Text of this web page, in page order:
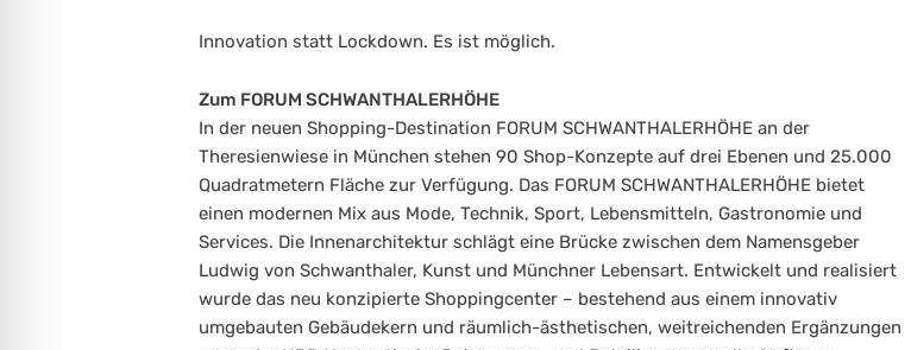
Innovation statt Lockdown. Es ist möglich.
Zum FORUM SCHWANTHALERHÖHE
In der neuen Shopping-Destination FORUM SCHWANTHALERHÖHE an der
Theresienwiese in München stehen 90 Shop-Konzepte auf drei Ebenen und 25.000
Quadratmetern Fläche zur Verfügung. Das FORUM SCHWANTHALERHÖHE bietet
einen modernen Mix aus Mode, Technik, Sport, Lebensmitteln, Gastronomie und
Services. Die Innenarchitektur schlägt eine Brücke zwischen dem Namensgeber
Ludwig von Schwanthaler, Kunst und Münchner Lebensart. Entwickelt und realisiert
wurde das neu konzipierte Shoppingcenter – bestehend aus einem innovativ
umgebauten Gebäudekern und räumlich-ästhetischen, weitreichenden Ergänzungen